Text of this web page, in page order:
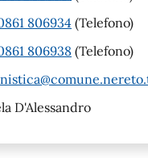
806934 (Telefono)
806938 (Telefono)
D'Alessandro